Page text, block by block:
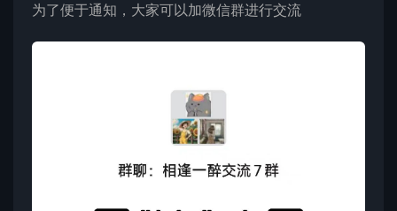
为了便于通知，大家可以加微信群进行交流